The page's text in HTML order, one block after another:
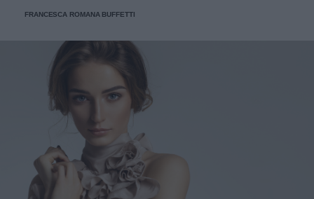
FRANCESCA ROMANA BUFFETTI